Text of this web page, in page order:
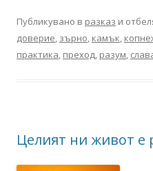
Публикувано в разказ и
доверие, зърно, камък,
практика, преход, разум,
Целият ни живот е